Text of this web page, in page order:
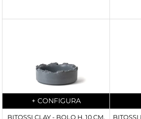
Quantity
+ CONFIGURA
BITOSSI CLAY - BOLO H. 10 CM.
BITOSSI